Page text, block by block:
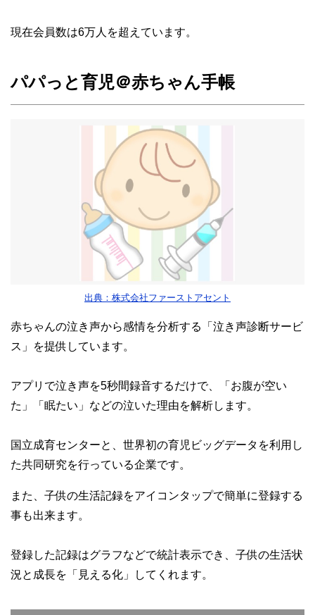
現在会員数は6万人を超えています。
パパっと育児＠赤ちゃん手帳
出典：株式会社ファーストアセント
赤ちゃんの泣き声から感情を分析する「泣き声診断サービ
ス」を提供しています。
アプリで泣き声を5秒間録音するだけで、「お腹が空い
た」「眠たい」などの泣いた理由を解析します。
国立成育センターと、世界初の育児ビッグデータを利用し
た共同研究を行っている企業です。
また、子供の生活記録をアイコンタップで簡単に登録する
事も出来ます。
登録した記録はグラフなどで統計表示でき、子供の生活状
況と成長を「見える化」してくれます。